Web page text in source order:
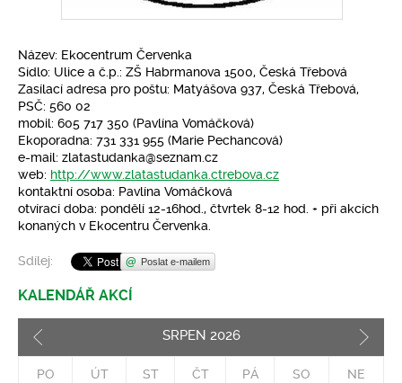
Název: Ekocentrum Červenka
Sídlo: Ulice a č.p.: ZŠ Habrmanova 1500, Česká Třebová
Zasílací adresa pro poštu: Matyášova 937, Česká Třebová,
PSČ: 560 02
mobil: 605 717 350 (Pavlína Vomáčková)
Ekoporadna: 731 331 955 (Marie Pechancová)
e-mail: zlatastudanka@seznam.cz
web: http://www.zlatastudanka.ctrebova.cz
kontaktní osoba: Pavlína Vomáčková
otvírací doba: pondělí 12-16hod., čtvrtek 8-12 hod. + při akcích
konaných v Ekocentru Červenka.
Sdílej: Poslat e-mailem
KALENDÁŘ AKCÍ
SRPEN 2026
PO ÚT ST ČT PÁ SO NE